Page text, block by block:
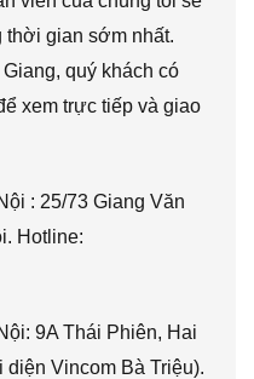
thời gian sớm nhất.
quý khách có
xem trực tiếp và giao
: 25/73 Giang Văn
Hotline:
9A Thái Phiên, Hai
diện Vincom Bà Triệu).